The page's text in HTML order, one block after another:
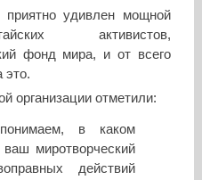
удивлен мощной
активистов,
фонд мира, и от всего
это.
организации отметили:
в каком
миротворческий
действий